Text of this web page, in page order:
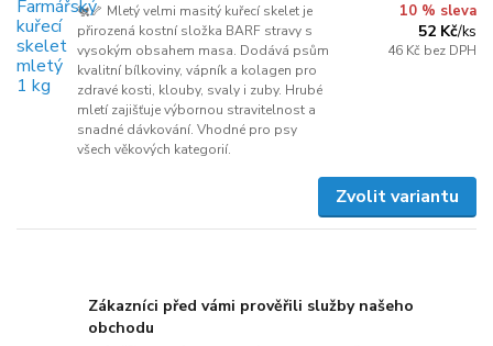
🐔🦴 Mletý velmi masitý kuřecí skelet je
přirozená kostní složka BARF stravy s
vysokým obsahem masa. Dodává psům
kvalitní bílkoviny, vápník a kolagen pro
zdravé kosti, klouby, svaly i zuby. Hrubé
mletí zajišťuje výbornou stravitelnost a
snadné dávkování. Vhodné pro psy
všech věkových kategorií.
10 % sleva
52 Kč/ks
46 Kč bez DPH
Zvolit variantu
Zákazníci před vámi prověřili služby našeho
obchodu